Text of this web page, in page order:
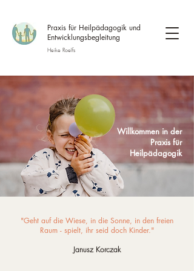
Praxis für Heilpädagogik und
Entwicklungsbegleitung
Heike Roelfs
Willkommen in der
Praxis für
Heilpädagogik
"Geht auf die Wiese, in die Sonne, in den freien
Raum - spielt, ihr seid doch Kinder."
Janusz Korczak